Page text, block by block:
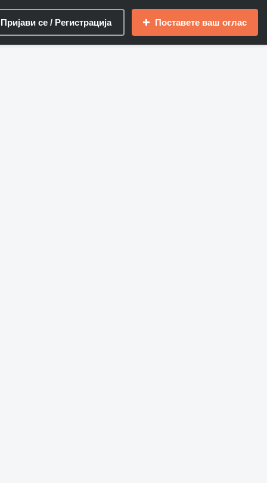
Пријави се / Регистрација Поставете ваш оглас